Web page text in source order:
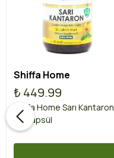
Shiffa Home
₺ 449.99
Shiffa Home Sarı Kantaron
60 Kapsül